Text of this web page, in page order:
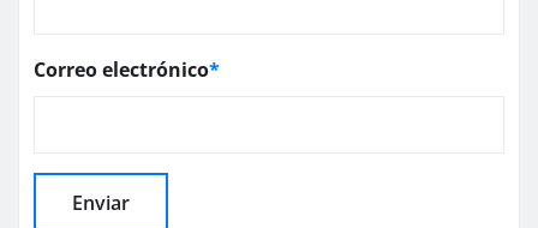
Correo electrónico*